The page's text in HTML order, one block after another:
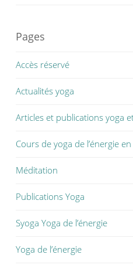
Pages
Accès réservé
Actualités yoga
Articles et publications yoga
Cours de yoga de l’énergie
Méditation
Publications Yoga
Syoga Yoga de l’énergie
Yoga de l’énergie